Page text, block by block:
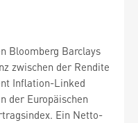
Bloomberg Barclays
zwischen der Rendite
Inflation-Linked
der Europäischen
Ein Netto-